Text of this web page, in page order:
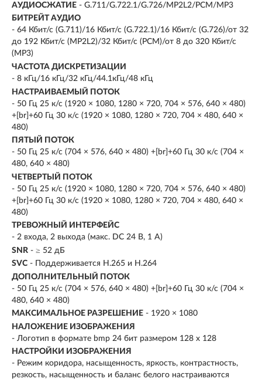
АУДИОСЖАТИЕ - G.711/G.722.1/G.726/MP2L2/PCM/MP3
БИТРЕЙТ АУДИО
- 64 Кбит/с (G.711)/16 Кбит/с (G.722.1)/16 Кбит/с (G.726)/от 32
до 192 Кбит/с (MP2L2)/32 Кбит/с (PCM)/от 8 до 320 Кбит/с
(MP3)
ЧАСТОТА ДИСКРЕТИЗАЦИИ
- 8 кГц/16 кГц/32 кГц/44.1кГц/48 кГц
НАСТРАИВАЕМЫЙ ПОТОК
- 50 Гц 25 к/с (1920 × 1080, 1280 × 720, 704 × 576, 640 × 480)
+[br]+60 Гц 30 к/с (1920 × 1080, 1280 × 720, 704 × 480, 640 ×
480)
ПЯТЫЙ ПОТОК
- 50 Гц 25 к/с (704 × 576, 640 × 480) +[br]+60 Гц 30 к/с (704 ×
480, 640 × 480)
ЧЕТВЕРТЫЙ ПОТОК
- 50 Гц 25 к/с (1920 × 1080, 1280 × 720, 704 × 576, 640 × 480)
+[br]+60 Гц 30 к/с (1920 × 1080, 1280 × 720, 704 × 480, 640 ×
480)
ТРЕВОЖНЫЙ ИНТЕРФЕЙС
- 2 входа, 2 выхода (макс. DC 24 В, 1 A)
SNR - ≥ 52 дБ
SVC - Поддерживается H.265 и H.264
ДОПОЛНИТЕЛЬНЫЙ ПОТОК
- 50 Гц 25 к/с (704 × 576, 640 × 480) +[br]+60 Гц 30 к/с (704 ×
480, 640 × 480)
МАКСИМАЛЬНОЕ РАЗРЕШЕНИЕ - 1920 × 1080
НАЛОЖЕНИЕ ИЗОБРАЖЕНИЯ
- Логотип в формате bmp 24 бит размером 128 х 128
НАСТРОЙКИ ИЗОБРАЖЕНИЯ
- Режим коридора, насыщенность, яркость, контрастность,
резкость, насыщенность и баланс белого настраиваются